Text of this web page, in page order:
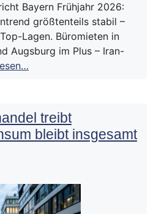
Bayern Frühjahr 2026:
größtenteils stabil –
Lagen. Büromieten in
Augsburg im Plus – Iran-
treibt
bleibt insgesamt